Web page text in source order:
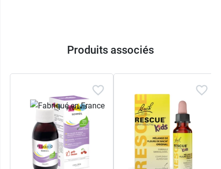
Évitez l'utilisation des écrans le soir.
Comment utiliser la solution
buvable Forté Nuit Kids de Forté
Pharma ?
Enfants de 3 ans à 5 ans
: 5 ml, soit 1 cuillère à
café par jour au moment du coucher.
Au-delà de 5 ans, adolescents et adultes
: 10
Produits associés